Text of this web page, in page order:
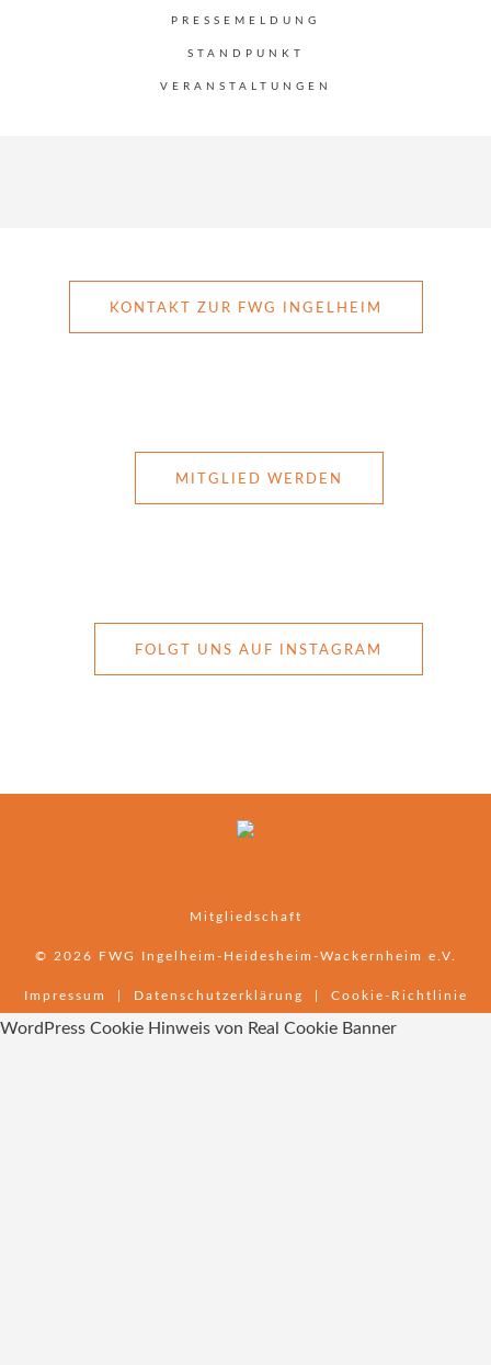
PRESSEMELDUNG
STANDPUNKT
VERANSTALTUNGEN
KONTAKT ZUR FWG INGELHEIM
MITGLIED WERDEN
FOLGT UNS AUF INSTAGRAM
Mitgliedschaft
© 2026 FWG Ingelheim-Heidesheim-Wackernheim e.V.
Impressum Datenschutzerklärung Cookie-Richtlinie
WordPress Cookie Hinweis von Real Cookie Banner